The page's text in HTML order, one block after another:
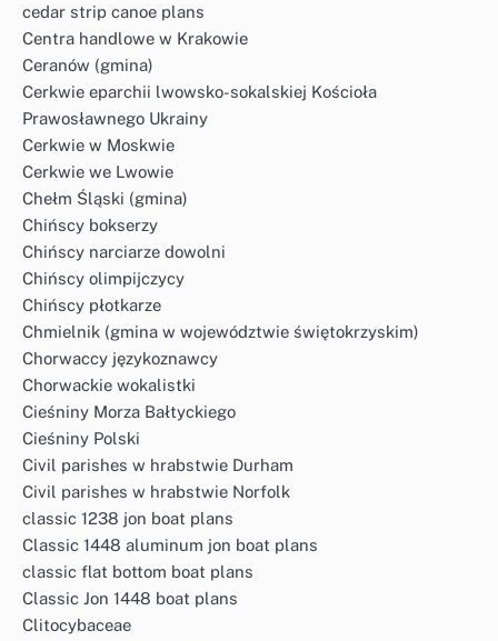
cedar strip canoe plans
Centra handlowe w Krakowie
Ceranów (gmina)
Cerkwie eparchii lwowsko-sokalskiej Kościoła
Prawosławnego Ukrainy
Cerkwie w Moskwie
Cerkwie we Lwowie
Chełm Śląski (gmina)
Chińscy bokserzy
Chińscy narciarze dowolni
Chińscy olimpijczycy
Chińscy płotkarze
Chmielnik (gmina w województwie świętokrzyskim)
Chorwaccy językoznawcy
Chorwackie wokalistki
Cieśniny Morza Bałtyckiego
Cieśniny Polski
Civil parishes w hrabstwie Durham
Civil parishes w hrabstwie Norfolk
classic 1238 jon boat plans
Classic 1448 aluminum jon boat plans
classic flat bottom boat plans
Classic Jon 1448 boat plans
Clitocybaceae